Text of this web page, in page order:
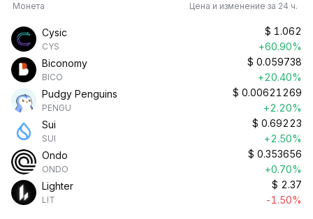
Монета Цена и изменение за 24 ч.
Cysic
CYS
$ 1.062
+60.90%
Biconomy
BICO
$ 0.059738
+20.40%
Pudgy Penguins
PENGU
$ 0.00621269
+2.20%
Sui
SUI
$ 0.69223
+2.50%
Ondo
ONDO
$ 0.353656
+0.70%
Lighter
LIT
$ 2.37
-1.50%